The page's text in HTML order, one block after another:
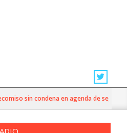
sin condena en agenda de seguridad